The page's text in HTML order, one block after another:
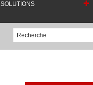
SOLUTIONS